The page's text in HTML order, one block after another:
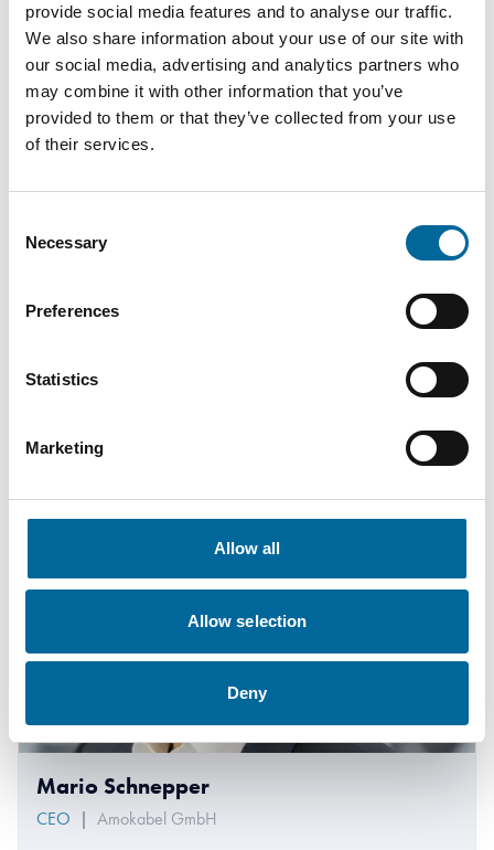
provide social media features and to analyse our traffic.
We also share information about your use of our site with
our social media, advertising and analytics partners who
may combine it with other information that you’ve
provided to them or that they’ve collected from your use
of their services.
Selection
Necessary
Preferences
Statistics
Marketing
Allow all
Allow selection
Deny
Downloads
AmoSoft - AmoSoft product sheet.pdf
Kontaktieren Sie unsere
Mario Schnepper
CEO | Amokabel GmbH